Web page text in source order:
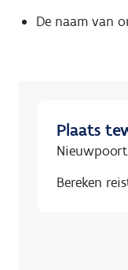
De naam van
Plaats
Bereken